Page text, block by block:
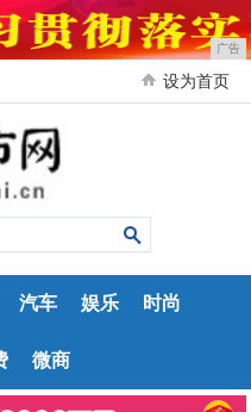
广告
设为首页
汽车 娱乐 时尚
微商